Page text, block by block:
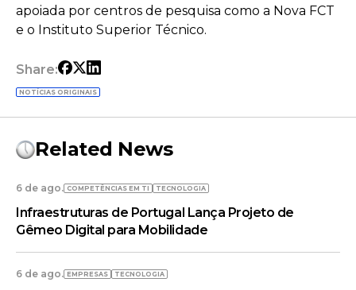
apoiada por centros de pesquisa como a Nova FCT
e o Instituto Superior Técnico.
Share:
NOTÍCIAS ORIGINAIS
Related News
6 de ago. COMPETÊNCIAS EM TI TECNOLOGIA
Infraestruturas de Portugal Lança Projeto de
Gêmeo Digital para Mobilidade
6 de ago. EMPRESAS TECNOLOGIA